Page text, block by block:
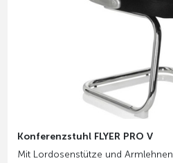
Konferenzstuhl FLYER PRO V
Mit Lordosenstütze und Armlehnen